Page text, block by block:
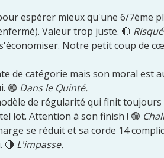
espérer mieux qu'une 6/7ème
Valeur trop juste. 🔴
Notre petit coup de
de catégorie mais son moral est
🟢 Dans le Quinté.
de régularité qui finit toujours
lot. Attention à son finish ! 🟢
se réduit et sa corde 14
🔴 L'impasse.